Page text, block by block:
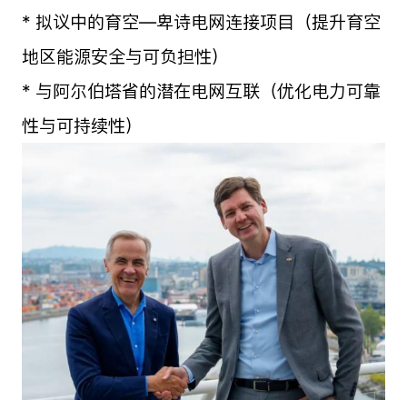
* 拟议中的育空—卑诗电网连接项目（提升育空
地区能源安全与可负担性）
* 与阿尔伯塔省的潜在电网互联（优化电力可靠
性与可持续性）